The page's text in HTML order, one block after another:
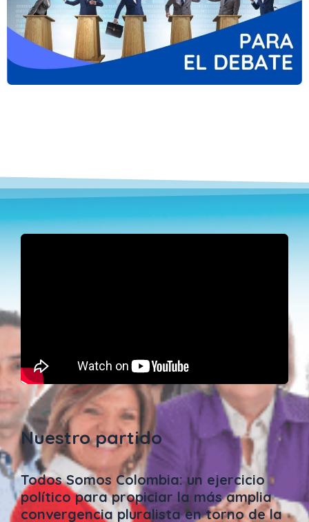
Nuestro partido
Todos Somos Colombia: un ejercicio
político para propiciar la más amplia
convergencia pluralista en torno de la